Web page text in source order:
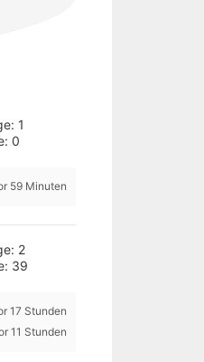
1
0
59 Minuten
2
39
17 Stunden
11 Stunden